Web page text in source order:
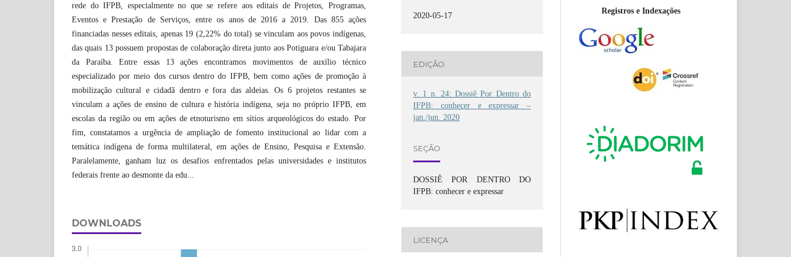
rede do IFPB, especialmente no que se refere aos editais de Projetos, Programas,
Eventos e Prestação de Serviços, entre os anos de 2016 a 2019. Das 855 ações
financiadas nesses editais, apenas 19 (2,22% do total) se vinculam aos povos indígenas,
das quais 13 possuem propostas de colaboração direta junto aos Potiguara e/ou Tabajara
da Paraíba. Entre essas 13 ações encontramos movimentos de auxílio técnico
especializado por meio dos cursos dentro do IFPB, bem como ações de promoção à
mobilização cultural e cidadã dentro e fora das aldeias. Os 6 projetos restantes se
vinculam a ações de ensino de cultura e história indígena, seja no próprio IFPB, em
escolas da região ou em ações de etnoturismo em sítios arqueológicos do estado. Por
fim, constatamos a urgência de ampliação de fomento institucional ao lidar com a
temática indígena de forma multilateral, em ações de Ensino, Pesquisa e Extensão.
Paralelamente, ganham luz os desafios enfrentados pelas universidades e institutos
federais frente ao desmonte da edu...
DOWNLOADS
2020-05-17
EDIÇÃO
v. 1 n. 24: Dossiê Por Dentro do
IFPB: conhecer e expressar –
jan./jun. 2020
SEÇÃO
DOSSIÊ POR DENTRO DO
IFPB: conhecer e expressar
LICENÇA
Registros e Indexações